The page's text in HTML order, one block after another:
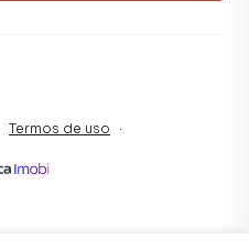
Termos de uso ·